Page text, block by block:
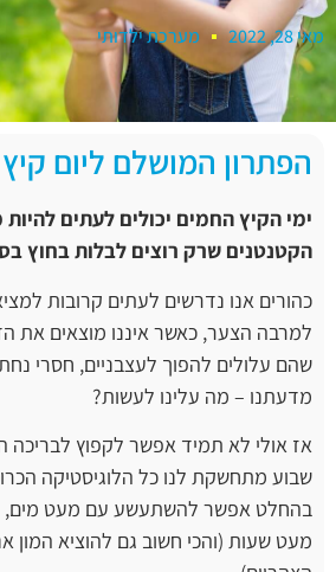
מאי 28, 2022 מערכת ילדותי
הפתרון המושלם ליום
ימי הקיץ החמים יכולים לעתים להיות
הקטנטנים שרק רוצים לבלות בחוץ
כהורים אנו נדרשים לעתים קרובות
למרבה הצער, כאשר איננו מוצאים את
שהם עלולים להפוך לעצבניים, חסרי נחת
מדעתנו – מה עלינו לעשות?
אז אולי לא תמיד אפשר לקפוץ לבריכה
שבוע מתחשקת לנו כל הלוגיסטיקה
בהחלט אפשר להשתעשע עם מעט מים,
מעט שעות (והכי חשוב גם להוציא המון